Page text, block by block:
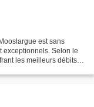
est sans
exceptionnels. Selon le
les meilleurs débits